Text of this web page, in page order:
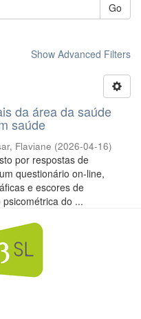
Go
Show Advanced Filters
da área da saúde
saúde
Flaviane (2026-04-16)
por respostas de
questionário on-line,
e escores de
do ...